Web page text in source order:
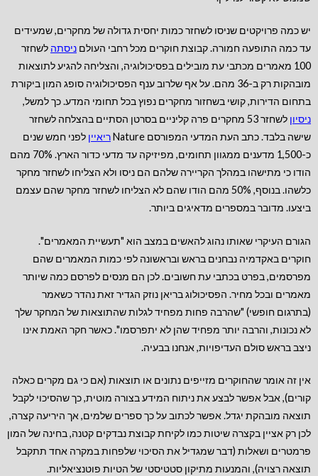
יש כמה פרויקטים שניסו לשחזר כמות יחסית גדולה של מחקרים, שמעידים
עד כמה התופעה חמורה. קבוצת חוקרים מכל רחבי העולם ניסתה לשחזר
100 מאמרים מכתבי עת מובילים בפסיכולוגיה, והצליחה להגיע לתוצאות
מובהקות רק ב-36 מהם. על אף שלרוב ענף הפסיכולוגיה סופג המון ביקורת
בתחום הדירות, קושי בשחזור מחקרים נפוץ בכל תחומי המדע. כך למשל,
ניסיון
לשחזר 53 מחקרים פרה קליניים בסרטן הסתיים בהצלחה לשחזר
שישה בלבד. כתב העת המדעי המפורסם Nature
ריאיין לפני חמש שנים
כ-1,500 מדענים ממגוון תחומים, מפיזיקה עד מדעי כדור הארץ. 70% מהם
הודו כי מתישהו במהלך הקריירה שלהם הם ניסו ולא הצליחו לשחזר מחקר
כלשהו. בנוסף, 50% מהם הודו שהם לא הצליחו לשחזר מחקר שהם עצמם
ביצעו. מדובר במספרים מדאיגים ביותר.
הגורם העיקרי שאותו נהוג להאשים במצב הוא "תעשיית המאמרים".
חוקרים באקדמיה נבחנים בראש ובראשונה לפי כמות המאמרים שהם
מפרסמים, בפרט בכתבי עת חשובים. לכן הם מנסים לפרסם כמה שיותר
מאמרים ובכל מחיר. הפסיכולוג בריאן נוזק הגדיר זאת נהדר כשאמר
(בתרגום חופשי) "שהרבה פחות מפחיד לגלות שהתוצאות של המחקר שלך
לא נכונות, והרבה יותר מפחיד שהן לא יתפרסמו". כאשר חקר האמת אינו
ניצב בראש סולם העדיפויות, אנחנו בבעיה.
אין זה אומר שהחוקרים מזייפים נתונים או תוצאות (אם כי גם מקרים כאלה
קורים), אבל אפשר לבצע את ניתוח המידע בצורה מוטית, כך שהסיכוי לקבל
תוצאה מובהקת יגדל. אפשר לכתוב על כך ספרים שלמים, אך היריעה קצרה,
לכן רק אציין בקצרה שיטות כמו לקיחת קבוצת נבדקים קטנה, בחינה של המון
פרמטרים ושאלות (דבר שמגדיל את הסיכוי שלפחות במקרה אחד תתקבל
תוצאה רצויה), והמנעות מתיקון סטטיסטי של הטיות פוטנציאליות.